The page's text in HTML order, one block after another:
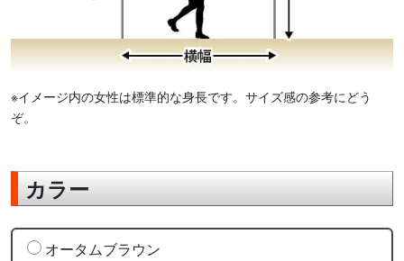
※イメージ内の女性は標準的な身長です。サイズ感の参考にどう
ぞ。
カラー
オータムブラウン